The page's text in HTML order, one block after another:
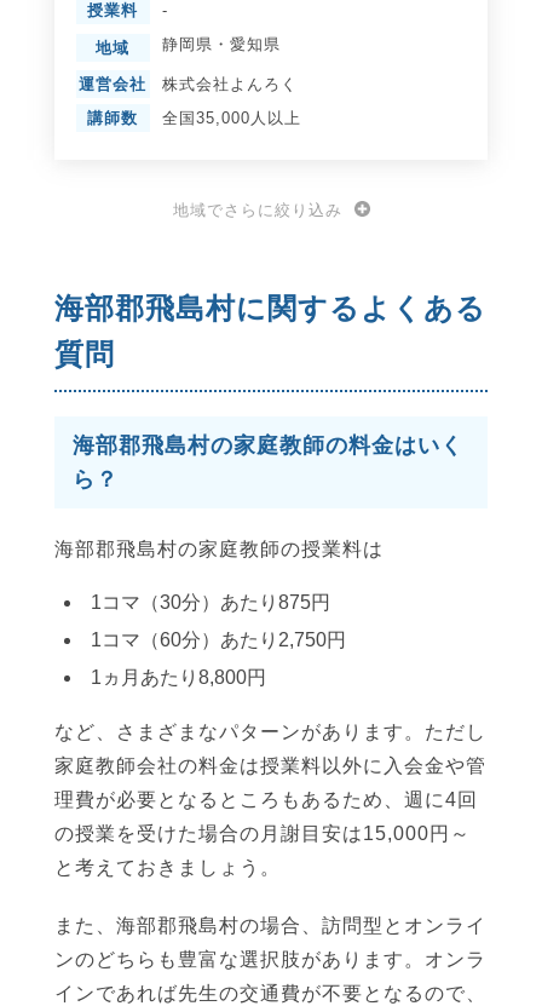
授業料 -
地域 静岡県 ・ 愛知県
運営会社
株式会社よんろく
講師数
全国35,000人以上
地域でさらに絞り込み
海部郡飛島村に関するよくある
質問
海部郡飛島村の家庭教師の料金はいく
ら？
海部郡飛島村の家庭教師の授業料は
1コマ（30分）あたり875円
1コマ（60分）あたり2,750円
1ヵ月あたり8,800円
など、さまざまなパターンがあります。ただし
家庭教師会社の料金は授業料以外に入会金や管
理費が必要となるところもあるため、週に4回
の授業を受けた場合の月謝目安は15,000円～
と考えておきましょう。
また、海部郡飛島村の場合、訪問型とオンライ
ンのどちらも豊富な選択肢があります。オンラ
インであれば先生の交通費が不要となるので、